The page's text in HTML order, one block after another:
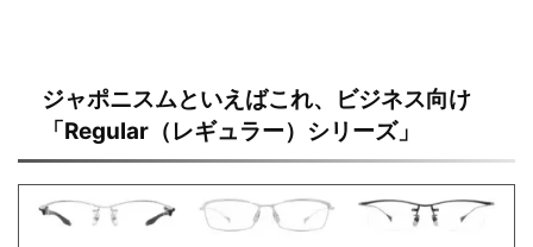
ジャポニスムといえばこれ、ビジネス向け
「Regular（レギュラー）シリーズ」